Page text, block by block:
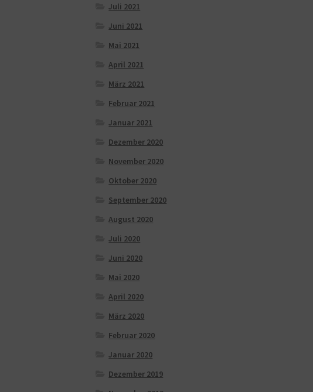
Juli 2021
Juni 2021
Mai 2021
April 2021
März 2021
Februar 2021
Januar 2021
Dezember 2020
November 2020
Oktober 2020
September 2020
August 2020
Juli 2020
Juni 2020
Mai 2020
April 2020
März 2020
Februar 2020
Januar 2020
Dezember 2019